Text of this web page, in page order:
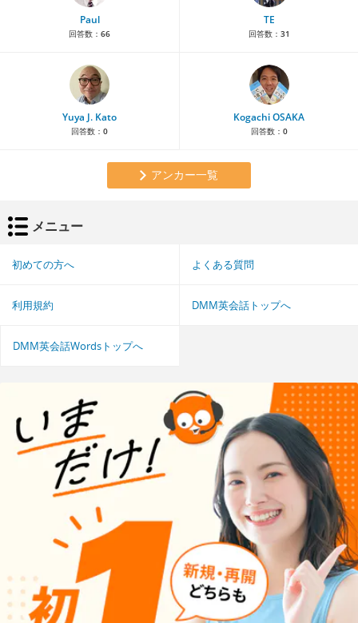
Paul
回答数： 66
TE
回答数： 31
Yuya J. Kato
回答数： 0
Kogachi OSAKA
回答数： 0
アンカー一覧
メニュー
初めての方へ よくある質問
利用規約 DMM英会話トップへ
DMM英会話Wordsトップへ